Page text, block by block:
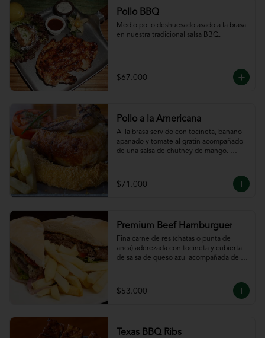
Pollo BBQ
Medio pollo deshuesado asado a la brasa
en nuestra tradicional salsa BBQ.
$67.000
Pollo a la Americana
Al la brasa servido con tocineta, banano
apanado y tomate al gratín acompañado
de una salsa de chutney de mango.
$71.000
Premium Beef Hamburguer
Fina carne de res (chatas o punta de
anca) aderezada con tocineta y cubierta
de salsa de queso azul acompañada de
$53.000
Texas BBQ Ribs